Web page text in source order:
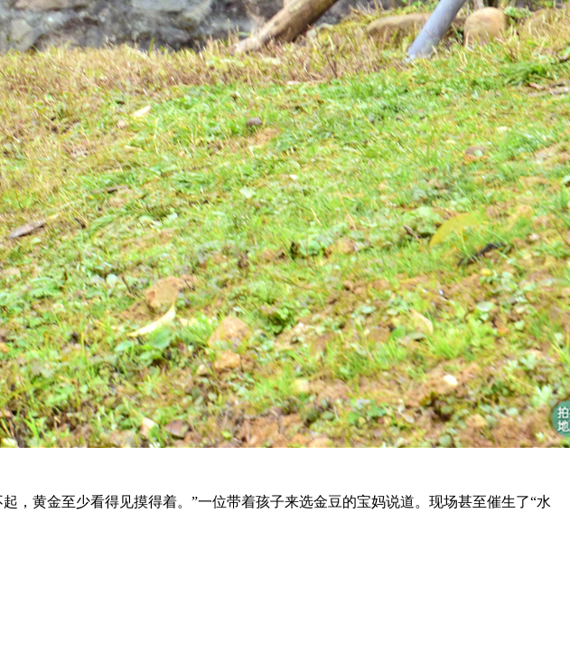
，黄金至少看得见摸得着。”一位带着孩子来选金豆的宝妈说道。现场甚至催生了“水